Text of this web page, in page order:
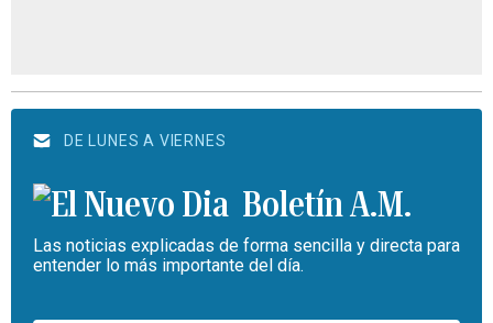
DE LUNES A VIERNES
Boletín A.M.
Las noticias explicadas de forma sencilla y directa para
entender lo más importante del día.